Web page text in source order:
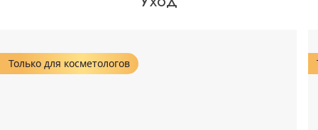
Только для косметологов